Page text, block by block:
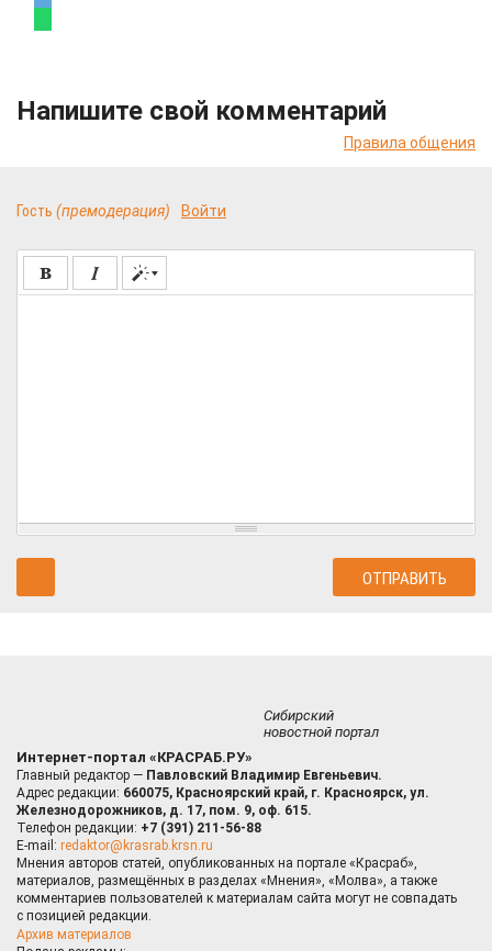
Напишите свой комментарий
Правила общения
Гость (премодерация) Войти
Сибирский
новостной портал
Интернет-портал «КРАСРАБ.РУ»
Главный редактор — Павловский Владимир Евгеньевич.
Адрес редакции: 660075, Красноярский край, г. Красноярск, ул.
Железнодорожников, д. 17, пом. 9, оф. 615.
Телефон редакции: +7 (391) 211-56-88
E-mail: redaktor@krasrab.krsn.ru
Мнения авторов статей, опубликованных на портале «Красраб»,
материалов, размещённых в разделах «Мнения», «Молва», а также
комментариев пользователей к материалам сайта могут не совпадать
с позицией редакции.
Архив материалов